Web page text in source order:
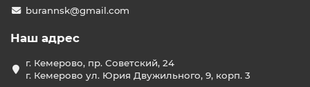
burannsk@gmail.com
Наш адрес
г. Кемерово, пр. Советский, 24
г. Кемерово ул. Юрия Двужильного, 9, корп. 3